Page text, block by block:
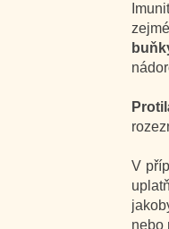
V
nebo